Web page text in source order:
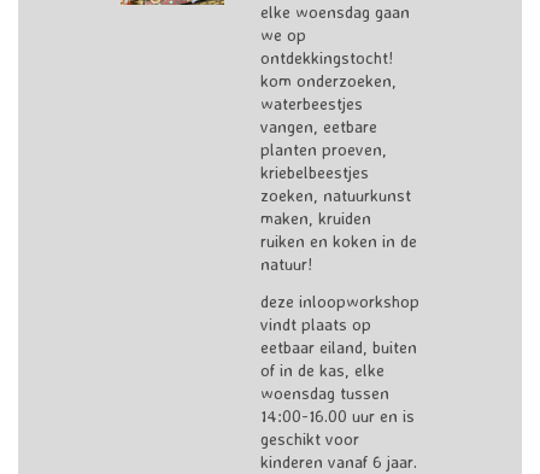
elke woensdag gaan
we op
ontdekkingstocht!
kom onderzoeken,
waterbeestjes
vangen, eetbare
planten proeven,
kriebelbeestjes
zoeken, natuurkunst
maken, kruiden
ruiken en koken in de
natuur!
deze inloopworkshop
vindt plaats op
eetbaar eiland, buiten
of in de kas, elke
woensdag tussen
14:00-16.00 uur en is
geschikt voor
kinderen vanaf 6 jaar.